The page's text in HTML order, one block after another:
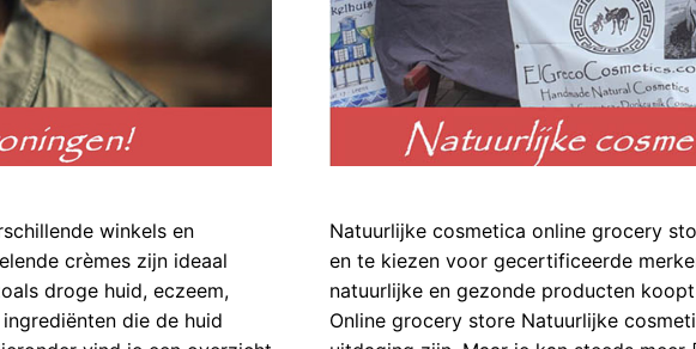
winkels en
crèmes zijn ideaal
droge huid, eczeem,
die de huid
Natuurlijke cosmetica online grocery
en te kiezen voor gecertificeerde
natuurlijke en gezonde producten
Online grocery store Natuurlijke